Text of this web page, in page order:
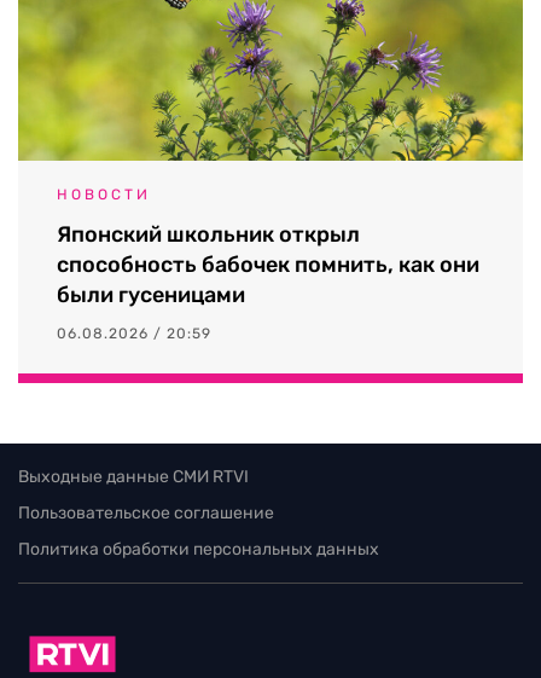
НОВОСТИ
Японский школьник открыл
способность бабочек помнить, как они
были гусеницами
06.08.2026 / 20:59
Выходные данные СМИ RTVI
Пользовательское соглашение
Политика обработки персональных данных